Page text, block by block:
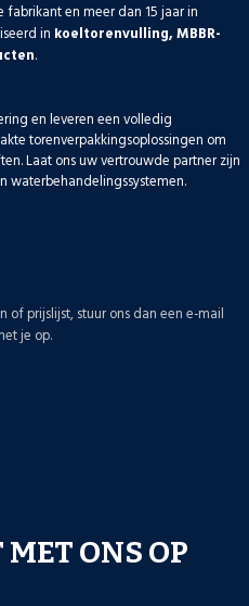
en meer dan 15 jaar in
in koeltorenvulling, MBBR-
.
en leveren een volledig
torenverpakkingsoplossingen om
Laat ons uw vertrouwde partner zijn
waterbehandelingssystemen.
of prijslijst, stuur ons dan een e-mail
je op.
ONS OP